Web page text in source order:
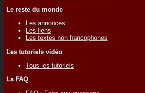
Le reste du monde
Les annonces
Les liens
Les textes non francophones
Les tutoriels vidéo
Tous les tutoriels
La FAQ